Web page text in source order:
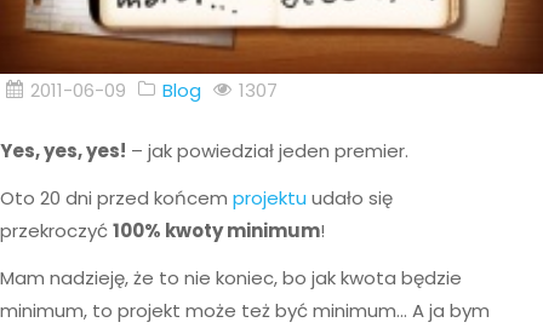
2011-06-09 Blog 1307
Yes, yes, yes! – jak powiedział jeden premier.
Oto 20 dni przed końcem projektu udało się
przekroczyć100% kwoty minimum!
Mam nadzieję, że to nie koniec, bo jak kwota będzie
minimum, to projekt może też być minimum… A ja bym